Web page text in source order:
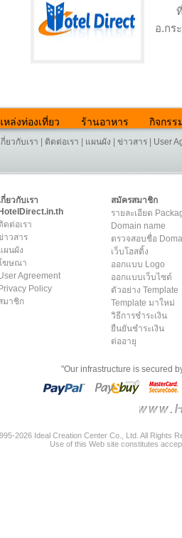
อ.กร
หล่งท่องเที่ยว ร้านอาหาร กิจกรร
กี่ยวกับเรา ติดต่อเรา แผนผัง ข่าวสาร User
กี่ยวกับเรา
HotelDirect.in.th
ดต่อเรา
าวสาร
ผนผัง
ฆษณา
Agreement
Privacy Policy
มาชิก
สมัครสมาชิก
รายละเอียด
Domain name
ตรวจสอบชื่อ
เว็บโฮสติ้ง
ออกแบบ Logo
ออกแบบเว็บไซต์
ตัวอย่าง Template
Template มาใหม่
วิธีการชำระเงิน
ยืนยันชำระเงิน
ต่ออายุ
"Our infrastructure is secured
2026 Ideal Creation Center Co., Ltd. All Rights
Use of this Web site constitutes